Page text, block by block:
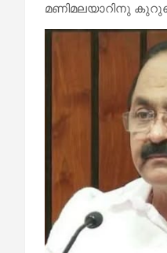
മണിമലയാറിനു